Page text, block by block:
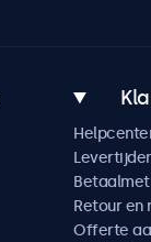
Retour en
Offerte